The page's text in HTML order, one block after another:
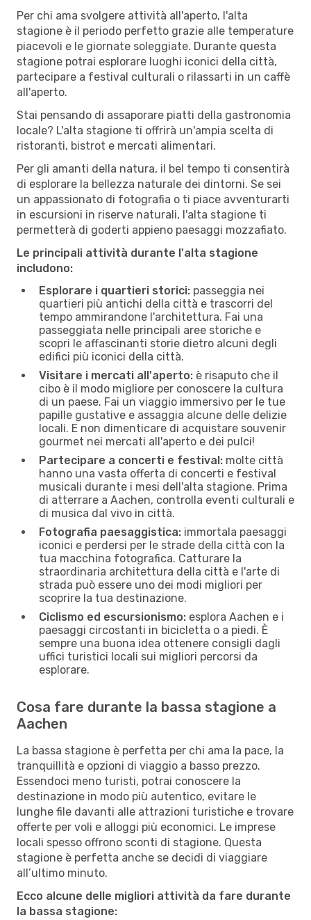
Per chi ama svolgere attività all'aperto, l'alta
stagione è il periodo perfetto grazie alle temperature
piacevoli e le giornate soleggiate. Durante questa
stagione potrai esplorare luoghi iconici della città,
partecipare a festival culturali o rilassarti in un caffè
all'aperto.
Stai pensando di assaporare piatti della gastronomia
locale? L'alta stagione ti offrirà un'ampia scelta di
ristoranti, bistrot e mercati alimentari.
Per gli amanti della natura, il bel tempo ti consentirà
di esplorare la bellezza naturale dei dintorni. Se sei
un appassionato di fotografia o ti piace avventurarti
in escursioni in riserve naturali, l'alta stagione ti
permetterà di goderti appieno paesaggi mozzafiato.
Le principali attività durante l'alta stagione
includono:
Esplorare i quartieri storici: passeggia nei
quartieri più antichi della città e trascorri del
tempo ammirandone l'architettura. Fai una
passeggiata nelle principali aree storiche e
scopri le affascinanti storie dietro alcuni degli
edifici più iconici della città.
Visitare i mercati all'aperto: è risaputo che il
cibo è il modo migliore per conoscere la cultura
di un paese. Fai un viaggio immersivo per le tue
papille gustative e assaggia alcune delle delizie
locali. E non dimenticare di acquistare souvenir
gourmet nei mercati all'aperto e dei pulci!
Partecipare a concerti e festival: molte città
hanno una vasta offerta di concerti e festival
musicali durante i mesi dell'alta stagione. Prima
di atterrare a Aachen, controlla eventi culturali e
di musica dal vivo in città.
Fotografia paesaggistica: immortala paesaggi
iconici e perdersi per le strade della città con la
tua macchina fotografica. Catturare la
straordinaria architettura della città e l'arte di
strada può essere uno dei modi migliori per
scoprire la tua destinazione.
Ciclismo ed escursionismo: esplora Aachen e i
paesaggi circostanti in bicicletta o a piedi. È
sempre una buona idea ottenere consigli dagli
uffici turistici locali sui migliori percorsi da
esplorare.
Cosa fare durante la bassa stagione a
Aachen
La bassa stagione è perfetta per chi ama la pace, la
tranquillità e opzioni di viaggio a basso prezzo.
Essendoci meno turisti, potrai conoscere la
destinazione in modo più autentico, evitare le
lunghe file davanti alle attrazioni turistiche e trovare
offerte per voli e alloggi più economici. Le imprese
locali spesso offrono sconti di stagione. Questa
stagione è perfetta anche se decidi di viaggiare
all’ultimo minuto.
Ecco alcune delle migliori attività da fare durante
la bassa stagione: